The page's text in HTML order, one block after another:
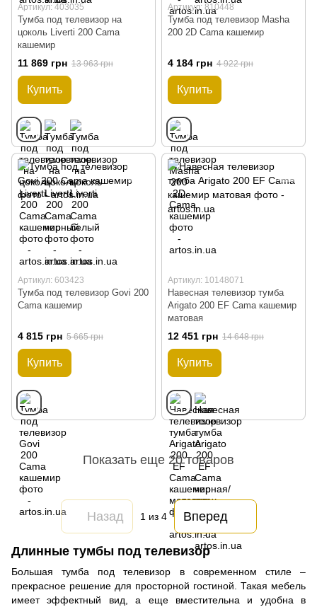
Артикул: 403035
Тумба под телевизор на
цоколь Liverti 200 Cama
кашемир
11 869 грн 13 963 грн
Купить
Артикул: 810448
Тумба под телевизор Masha
200 2D Cama кашемир
4 184 грн 4 922 грн
Купить
Артикул: 603423
Тумба под телевизор Govi ​​200
Cama кашемир
4 815 грн 5 665 грн
Купить
Артикул: 10148071
Навесная телевизор тумба
Arigato 200 EF Cama кашемир
матовая
12 451 грн 14 648 грн
Купить
Показать еще 20 товаров
Назад 1 из 4 Вперед
Длинные тумбы под телевизор
Большая тумба под телевизор в современном стиле –
прекрасное решение для просторной гостиной. Такая мебель
имеет эффектный вид, а еще вместительна и удобна в